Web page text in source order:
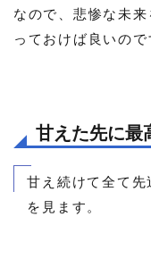
なので、悲惨な未
っておけば良いので
甘えた先に最
甘え続けて全て先
を見ます。